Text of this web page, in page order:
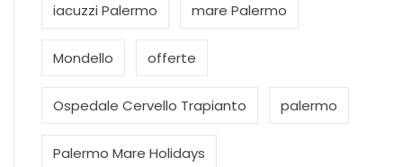
iacuzzi Palermo mare Palermo
Mondello offerte
Ospedale Cervello Trapianto palermo
Palermo Mare Holidays